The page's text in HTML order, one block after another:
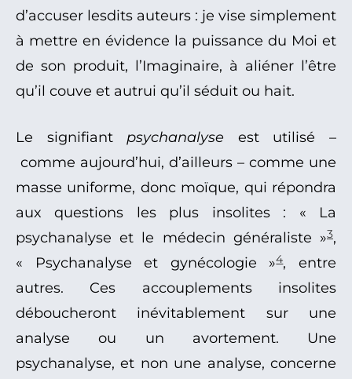
d’accuser lesdits auteurs : je vise simplement
à mettre en évidence la puissance du Moi et
de son produit, l’Imaginaire, à aliéner l’être
qu’il couve et autrui qu’il séduit ou hait.
Le signifiantpsychanalyse est utilisé –
comme aujourd’hui, d’ailleurs – comme une
masse uniforme, donc moïque, qui répondra
aux questions les plus insolites : « La
psychanalyse et le médecin généraliste »3,
« Psychanalyse et gynécologie »4, entre
autres. Ces accouplements insolites
déboucheront inévitablement sur une
analyse ou un avortement. Une
psychanalyse, et non une analyse, concerne